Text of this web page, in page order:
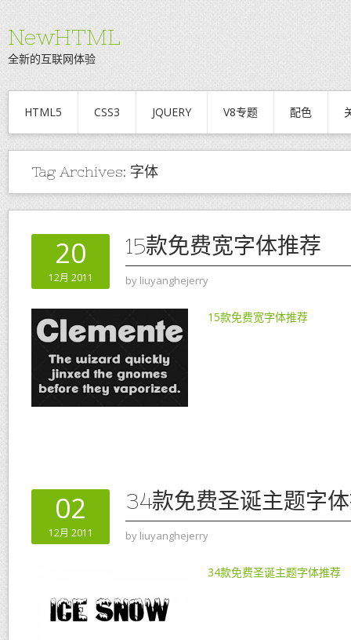
NewHTML
全新的互联网体验
HTML5 CSS3 JQUERY V8专题 配色
Tag Archives: 字体
20
12月 2011
15款免费宽字体推荐
by liuyanghejerry
15款免费宽字体推荐
02
12月 2011
34款免费圣诞主题字
by liuyanghejerry
34款免费圣诞主题字体推荐